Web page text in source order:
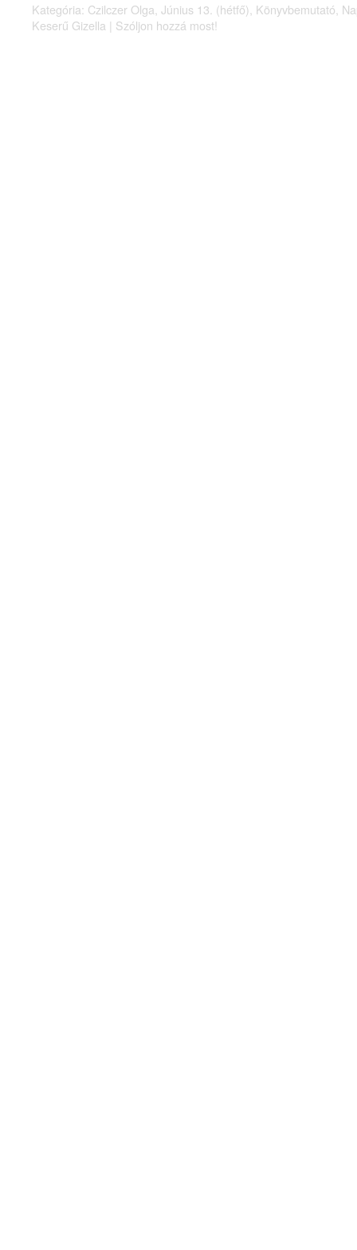
Kategória: Czilczer Olga, Június 13. (hétfő), Könyvbemutató,
Keserű Gizella | Szóljon hozzá most!